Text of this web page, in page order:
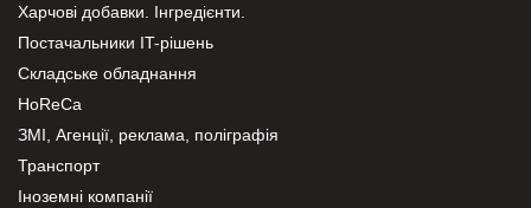
Харчові добавки. Інгредієнти.
Постачальники IT-рішень
Складське обладнання
HoReCa
ЗМІ, Агенції, реклама, поліграфія
Транспорт
Іноземні компанії